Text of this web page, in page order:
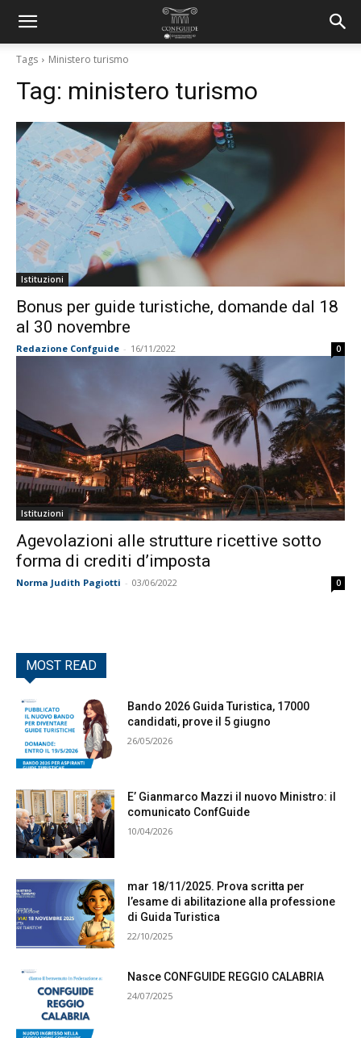
Tags Ministero turismo
Tag: ministero turismo
Istituzioni
Bonus per guide turistiche, domande dal 18
al 30 novembre
Redazione Confguide - 16/11/2022 0
Istituzioni
Agevolazioni alle strutture ricettive sotto
forma di crediti d’imposta
Norma Judith Pagiotti - 03/06/2022 0
MOST READ
Bando 2026 Guida Turistica, 17000
candidati, prove il 5 giugno
26/05/2026
E’ Gianmarco Mazzi il nuovo Ministro: il
comunicato ConfGuide
10/04/2026
mar 18/11/2025. Prova scritta per
l’esame di abilitazione alla professione
di Guida Turistica
22/10/2025
Nasce CONFGUIDE REGGIO CALABRIA
24/07/2025